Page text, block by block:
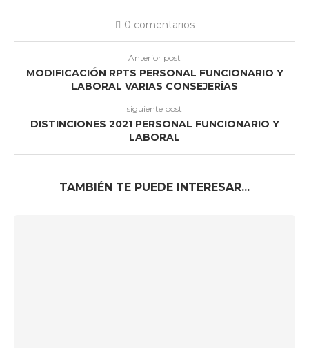
0 comentarios
Anterior post
MODIFICACIÓN RPTS PERSONAL FUNCIONARIO Y
LABORAL VARIAS CONSEJERÍAS
siguiente post
DISTINCIONES 2021 PERSONAL FUNCIONARIO Y
LABORAL
TAMBIÉN TE PUEDE INTERESAR...